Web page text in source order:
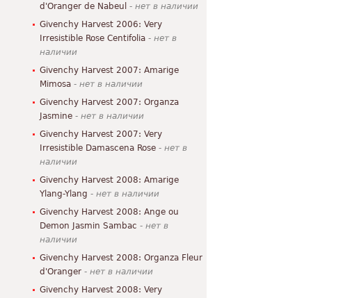
d'Oranger de Nabeul - нет в наличии
Givenchy Harvest 2006: Very
Irresistible Rose Centifolia - нет в
наличии
Givenchy Harvest 2007: Amarige
Mimosa - нет в наличии
Givenchy Harvest 2007: Organza
Jasmine - нет в наличии
Givenchy Harvest 2007: Very
Irresistible Damascena Rose - нет в
наличии
Givenchy Harvest 2008: Amarige
Ylang-Ylang - нет в наличии
Givenchy Harvest 2008: Ange ou
Demon Jasmin Sambac - нет в
наличии
Givenchy Harvest 2008: Organza Fleur
d'Oranger - нет в наличии
Givenchy Harvest 2008: Very